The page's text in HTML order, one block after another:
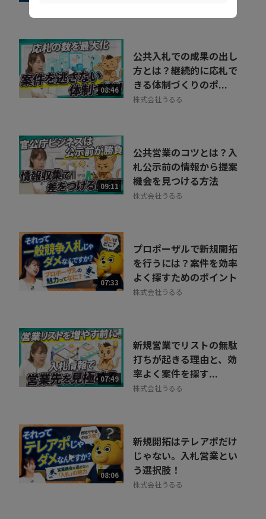
08:46
公共入札での成果の出し
方とは？継続的に応札で
きる体制づくりのポ...
株式会社うるる
09:11
公共営業のコツとは？入
札公示前の情報から提案
機会を見つける方法
株式会社うるる
07:33
プロポーザルで新規開拓
を行うには？案件を効率
よく探すためのポイント
株式会社うるる
07:49
新規営業でリストの無駄
打ちが起きる理由と、効
率よく案件を探す...
株式会社うるる
08:06
新規開拓はテレアポだけ
じゃない。入札営業とい
う選択肢！
株式会社うるる